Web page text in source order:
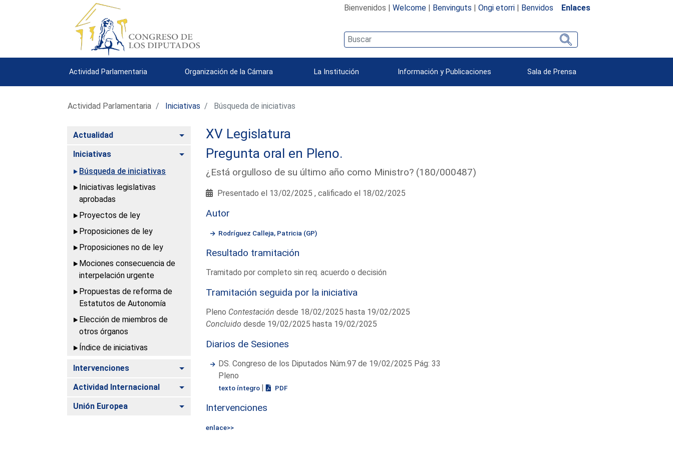
Bienvenidos | Welcome| Benvinguts | Ongi etorri| Benvidos Enlaces
Actividad Parlamentaria Organización de la Cámara La Institución Información y Publicaciones Sala de Prensa
Actividad Parlamentaria Iniciativas Búsqueda de iniciativas
Actualidad Alternar
Iniciativas
Alternar
Búsqueda de iniciativas
Iniciativas legislativas
aprobadas
Proyectos de ley
Proposiciones de ley
Proposiciones no de ley
Mociones consecuencia de
interpelación urgente
Propuestas de reforma de
Estatutos de Autonomía
Elección de miembros de
otros órganos
Índice de iniciativas
Intervenciones Alternar
Actividad Internacional Alternar
Unión Europea Alternar
XV Legislatura
Pregunta oral en Pleno.
¿Está orgulloso de su último año como Ministro? (180/000487)
Presentado el 13/02/2025 , calificado el 18/02/2025
Autor
Rodríguez Calleja, Patricia (GP)
Resultado tramitación
Tramitado por completo sin req. acuerdo o decisión
Tramitación seguida por la iniciativa
Pleno Contestación desde 18/02/2025 hasta 19/02/2025
Concluido desde 19/02/2025 hasta 19/02/2025
Diarios de Sesiones
DS. Congreso de los Diputados Núm.97 de 19/02/2025 Pág: 33
Pleno
texto íntegro | PDF
Intervenciones
enlace>>